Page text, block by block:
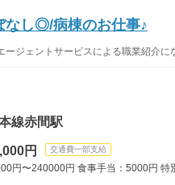
なし◎/病棟のお仕事♪
ジェントサービスによる職業紹介に
線赤間駅
円 交通費一部支給
円〜240000円 食事手当：5000円 特